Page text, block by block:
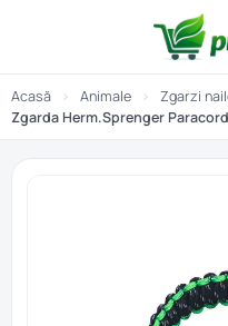
Acasă › Animale › Zgarzi
Zgarda Herm.Sprenger